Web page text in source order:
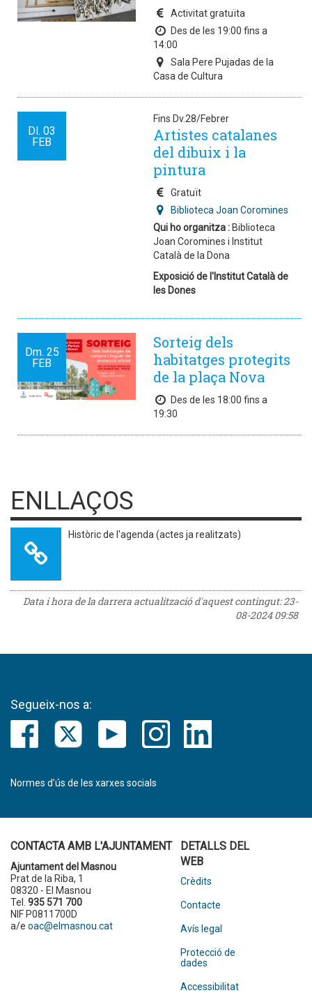
Activitat gratuïta
Des de les 19:00 fins a
14:00
Sala Pere Pujadas de la
Casa de Cultura
Dl. 03
FEB
Fins Dv.28/Febrer
Artistes catalanes
del dibuix i la
pintura
Gratuït
Biblioteca Joan Coromines
Qui ho organitza : Biblioteca
Joan Coromines i Institut
Català de la Dona
Exposició de l'Institut Català de
les Dones
Dm. 25
FEB
Sorteig dels
habitatges protegits
de la plaça Nova
Des de les 18:00 fins a
19:30
ENLLAÇOS
Històric de l'agenda (actes ja realitzats)
Data i hora de la darrera actualització d'aquest contingut:23-
08-2024 09:58
Segueix-nos a:
Normes d’ús de les xarxes socials
CONTACTA AMB L'AJUNTAMENT
Ajuntament del Masnou
Prat de la Riba, 1
08320 - El Masnou
Tel. 935 571 700
NIF P0811700D
a/e oac@elmasnou.cat
DETALLS DEL
WEB
Crèdits
Contacte
Avís legal
Protecció de
dades
Accessibilitat